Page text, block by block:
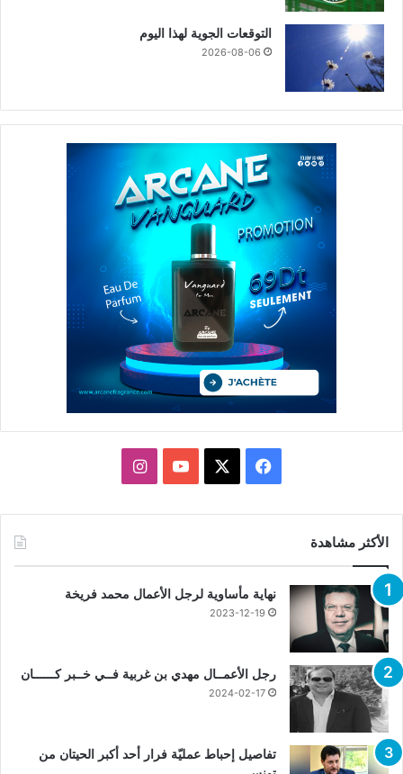
التوقعات الجوية لهذا اليوم
2026-08-06
فيسبوك يوتيوبانستقرام
الأكثر مشاهدة
نهاية مأساوية لرجل الأعمال محمد فريخة
2023-12-19
رجل الأعمــال مهدي بن غربية فــي خــبر كــــــان
2024-02-17
تفاصيل إحباط عمليّة فرار أحد أكبر الحيتان من